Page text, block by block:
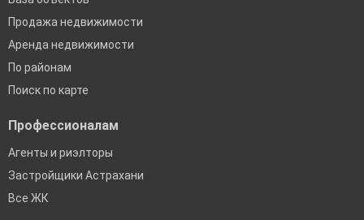
Продажа недвижимости
Аренда недвижимости
По районам
Поиск по карте
Профессионалам
Агенты и риэлторы
Застройщики Астрахани
Все ЖК